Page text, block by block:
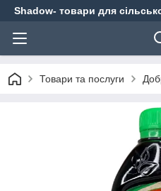
Shadow- товари для
Товари та послуги